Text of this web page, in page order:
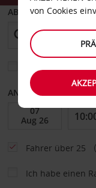
ABHOLEN VON
ANFANGSDATUM
Fahrer über 25
Ich habe einen
von Cookies